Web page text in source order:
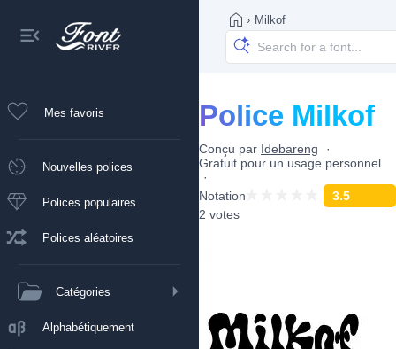
Mes favoris
Nouvelles polices
Polices populaires
Polices aléatoires
Catégories
Alphabétiquement
› Milkof
Police Milkof
Conçu par Idebareng
Gratuit pour un usage personnel
Notation
3.5
2 votes